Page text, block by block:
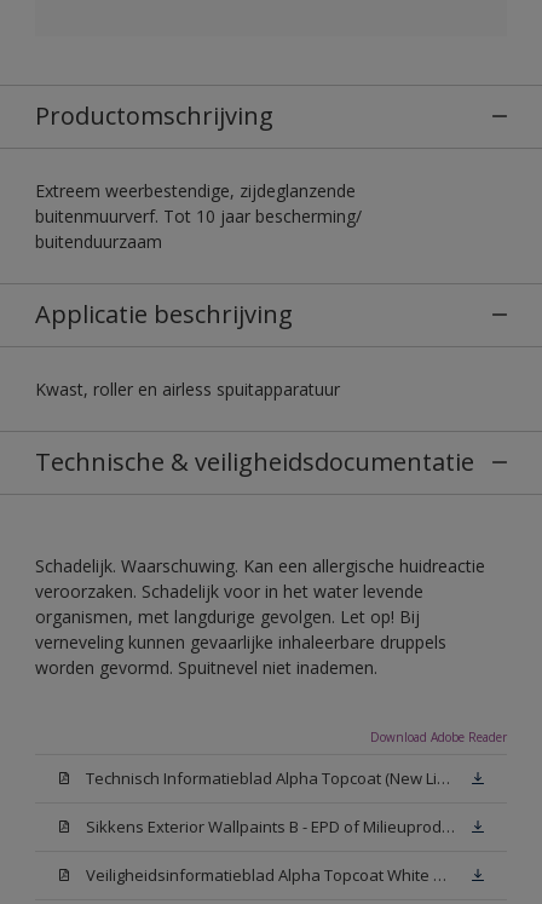
Productomschrijving
Extreem weerbestendige, zijdeglanzende
buitenmuurverf. Tot 10 jaar bescherming/
buitenduurzaam
Applicatie beschrijving
Kwast, roller en airless spuitapparatuur
Technische & veiligheidsdocumentatie
Schadelijk. Waarschuwing. Kan een allergische huidreactie
veroorzaken. Schadelijk voor in het water levende
organismen, met langdurige gevolgen. Let op! Bij
verneveling kunnen gevaarlijke inhaleerbare druppels
worden gevormd. Spuitnevel niet inademen.
Download Adobe Reader
Technisch Informatieblad Alpha Topcoat (New Livery) (PDF)
Sikkens Exterior Wallpaints B - EPD of Milieuproductverklaring
Veiligheidsinformatieblad Alpha Topcoat White W05 (MSDS)